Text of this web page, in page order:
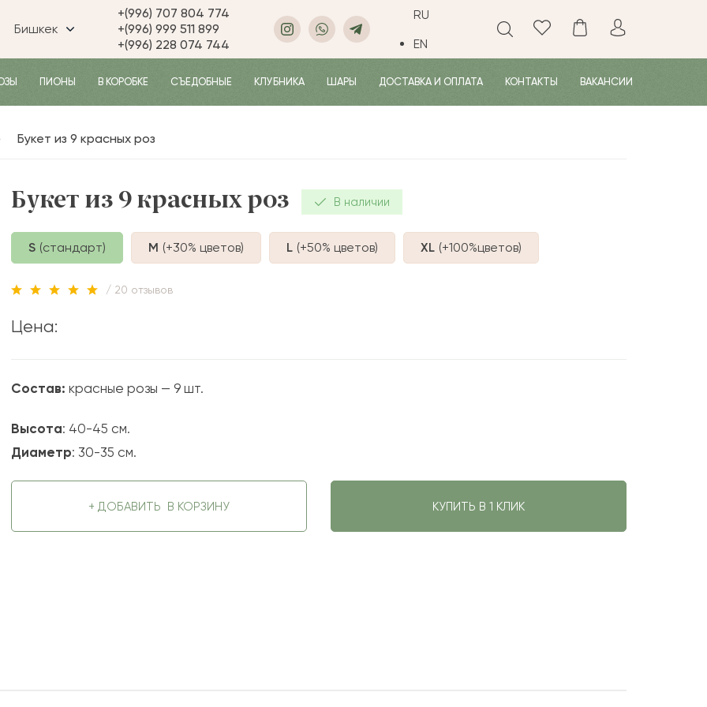
Бишкек
+(996) 707 804 774
+(996) 999 511 899
+(996) 228 074 744
RU
EN
ПИОНЫ В КОРОБКЕ СЪЕДОБНЫЕ КЛУБНИКА ШАРЫ ДОСТАВКА И ОПЛАТА КОНТАКТЫ ВАКАНСИИ
Букет из 9 красных роз
Букет из 9 красных роз В наличии
S (стандарт) M (+30% цветов) L (+50% цветов) XL (+100%цветов)
/ 20 отзывов
Цена:
Состав: красные розы — 9 шт.
Высота: 40-45 см.
Диаметр: 30-35 см.
+ ДОБАВИТЬ В КОРЗИНУ КУПИТЬ В 1 КЛИК